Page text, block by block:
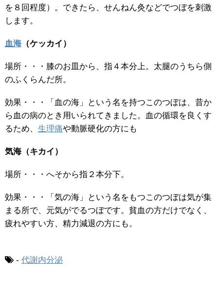
を８回程度）。できたら、せんねん灸などでつぼを刺激
します。
血海 （ケッカイ）
場所・・・膝のお皿から、指４本分上。太腿のうちら側
のふくらんだ所。
効果・・・「血の海」という名を持つこのつぼは、昔か
ら血の病のとき用いられてきました。血の循環を良くす
るため、 生理痛や動脈硬化の方にも
気海（キカイ）
場所・・・へそから指２本分下。
効果・・・「気の海」という名をもつこのつぼは気が集
まる所で、元気がでるつぼです。貧血の方だけでなく、
疲れやすい方、精力減退の方にも。
- 代謝内分泌